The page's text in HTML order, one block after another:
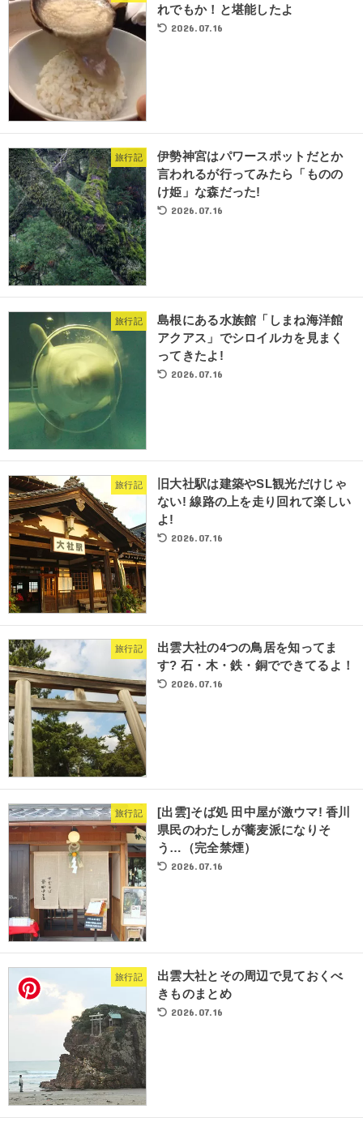
れでもか！と堪能したよ
2026.07.16
旅行記
伊勢神宮はパワースポットだとか
言われるが行ってみたら「ものの
け姫」な森だった!
2026.07.16
旅行記
島根にある水族館「しまね海洋館
アクアス」でシロイルカを見まく
ってきたよ!
2026.07.16
旅行記
旧大社駅は建築やSL観光だけじゃ
ない! 線路の上を走り回れて楽しい
よ!
2026.07.16
旅行記
出雲大社の4つの鳥居を知ってま
す? 石・木・鉄・銅でできてるよ！
2026.07.16
旅行記
[出雲]そば処 田中屋が激ウマ! 香川
県民のわたしが蕎麦派になりそ
う…（完全禁煙）
2026.07.16
旅行記
出雲大社とその周辺で見ておくべ
きものまとめ
2026.07.16